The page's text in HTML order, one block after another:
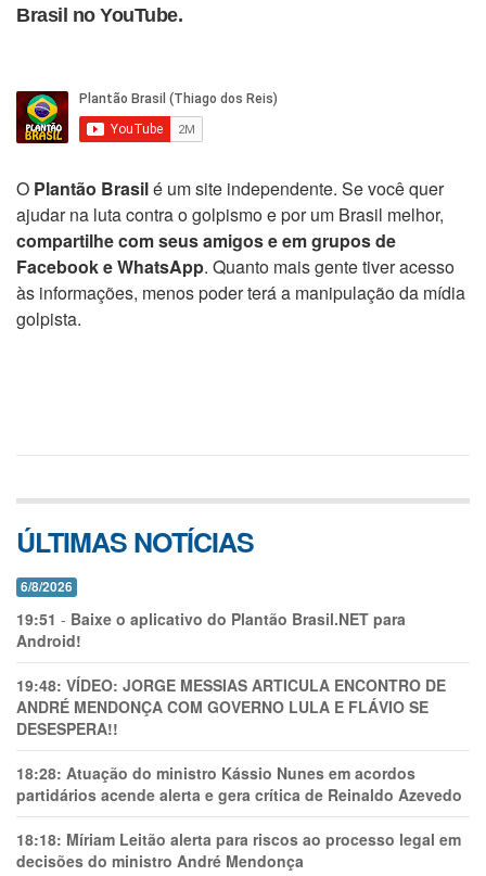
Brasil no YouTube.
O Plantão Brasilé um site independente. Se você quer
ajudar na luta contra o golpismo e por um Brasil melhor,
compartilhe com seus amigos e em grupos de
Facebook e WhatsApp. Quanto mais gente tiver acesso
às informações, menos poder terá a manipulação da mídia
golpista.
ÚLTIMAS NOTÍCIAS
6/8/2026
19:51 - Baixe o aplicativo do Plantão Brasil.NET para
Android!
19:48: VÍDEO: JORGE MESSIAS ARTICULA ENCONTRO DE
ANDRÉ MENDONÇA COM GOVERNO LULA E FLÁVIO SE
DESESPERA!!
18:28: Atuação do ministro Kássio Nunes em acordos
partidários acende alerta e gera crítica de Reinaldo Azevedo
18:18: Míriam Leitão alerta para riscos ao processo legal em
decisões do ministro André Mendonça